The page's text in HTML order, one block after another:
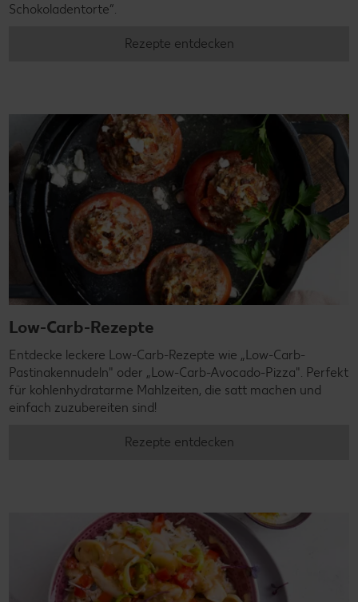
Schokoladentorte“.
Rezepte entdecken
Low-Carb-Rezepte
Entdecke leckere Low-Carb-Rezepte wie „Low-Carb-
Pastinakennudeln" oder „Low-Carb-Avocado-Pizza". Perfekt
für kohlenhydratarme Mahlzeiten, die satt machen und
einfach zuzubereiten sind!
Rezepte entdecken